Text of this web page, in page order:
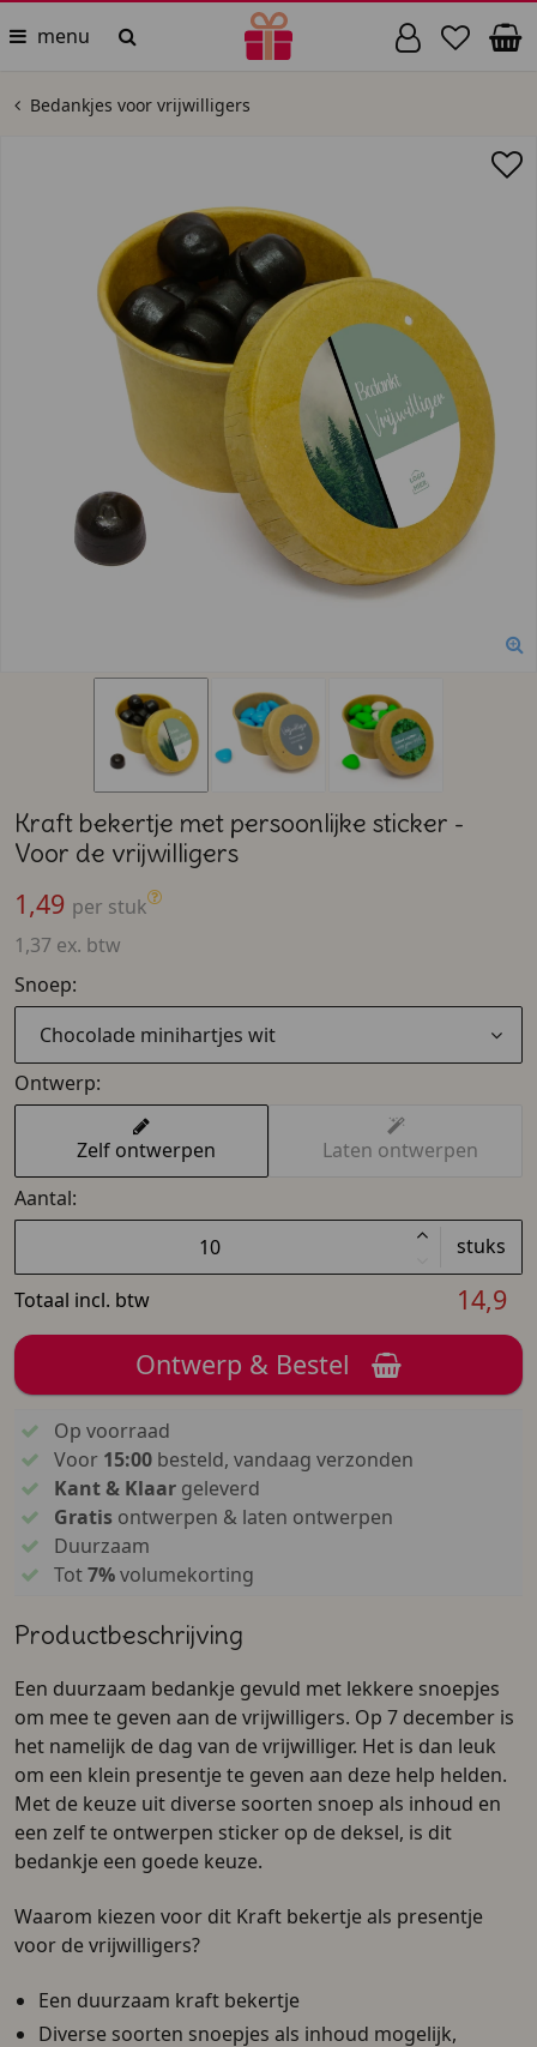
menu
Bedankjes voor vrijwilligers
Kraft bekertje met persoonlijke sticker -
Voor de vrijwilligers
1,49 per stuk
1,37 ex. btw
Snoep:
Chocolade minihartjes wit
Ontwerp:
Zelf ontwerpen
Laten ontwerpen
Aantal:
stuks
Totaal incl. btw
14,9
Ontwerp & Bestel
Op voorraad
Voor 15:00besteld, vandaag verzonden
Kant & Klaargeleverd
Gratisontwerpen & laten ontwerpen
Duurzaam
Tot7%volumekorting
Productbeschrijving
Een duurzaam bedankje gevuld met lekkere snoepjes
om mee te geven aan de vrijwilligers. Op 7 december is
het namelijk de dag van de vrijwilliger. Het is dan leuk
om een klein presentje te geven aan deze help helden.
Met de keuze uit diverse soorten snoep als inhoud en
een zelf te ontwerpen sticker op de deksel, is dit
bedankje een goede keuze.
Waarom kiezen voor dit Kraft bekertje als presentje
voor de vrijwilligers?
Een duurzaam kraft bekertje
Diverse soorten snoepjes als inhoud mogelijk,